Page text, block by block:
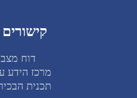
דוח מצב 2025
מרכז הידע
תכנית